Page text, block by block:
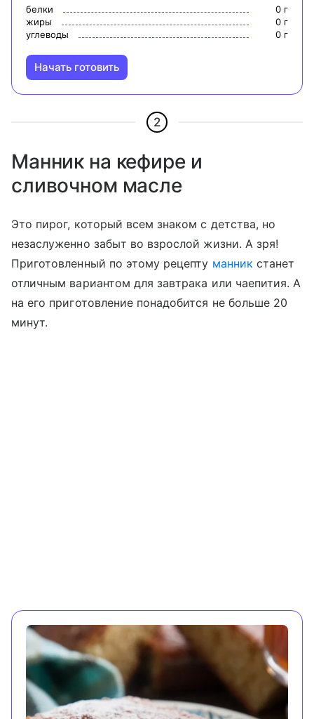
белки 0 г
жиры
0 г
углеводы
0 г
Начать готовить
2
Манник на кефире и
сливочном масле
Это пирог, который всем знаком с детства, но
незаслуженно забыт во взрослой жизни. А зря!
Приготовленный по этому рецепту манник станет
отличным вариантом для завтрака или чаепития. А
на его приготовление понадобится не больше 20
минут.